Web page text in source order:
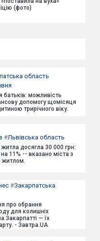
(фото)
область
батьків: можливість
допомогу щомісяця
трирічного віку.
#Львівська область
житла досягла 30 000 грн:
11% -- вказано міста з
житлом.
#Закарпатська
про обрання
для колишніх
Закарпатті — їх
- Завтра.UA